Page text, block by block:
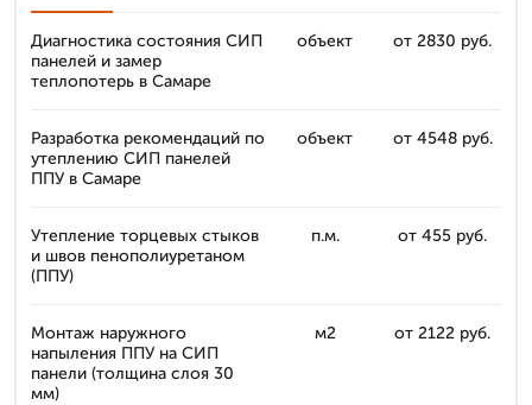
Диагностика состояния СИП
панелей и замер
теплопотерь в Самаре
объект от 2830 руб.
Разработка рекомендаций по
утеплению СИП панелей
ППУ в Самаре
объект от 4548 руб.
Утепление торцевых стыков
и швов пенополиуретаном
(ППУ)
п.м. от 455 руб.
Монтаж наружного
напыления ППУ на СИП
панели (толщина слоя 30
мм)
м2 от 2122 руб.